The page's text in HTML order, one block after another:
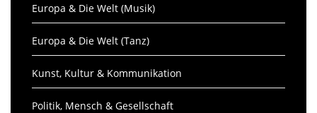
Europa & Die Welt (Musik)
Europa & Die Welt (Tanz)
Kunst, Kultur & Kommunikation
Politik, Mensch & Gesellschaft